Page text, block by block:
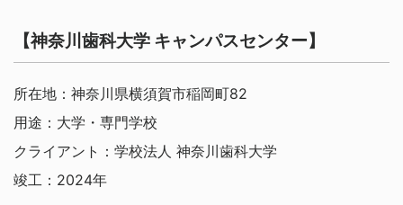
【神奈川歯科大学 キャンパスセンター】
所在地：神奈川県横須賀市稲岡町82
用途：大学・専門学校
クライアント：学校法人 神奈川歯科大学
竣工：2024年